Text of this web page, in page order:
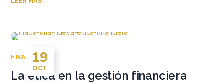
19
OCT
FINANZAS
La ética en la gestión financiera